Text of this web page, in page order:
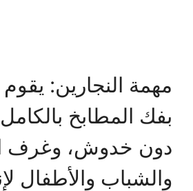
مهمة النجارين: يقوم
بفك المطابخ بالكامل
دون خدوش، وغرف
والشباب والأطفال